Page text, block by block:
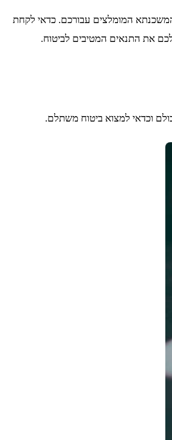
המומלצים עבורכם. כדאי לקחת
את התנאים המטיבים לביטוח.
וכדאי למצוא ביטוח משתלם.